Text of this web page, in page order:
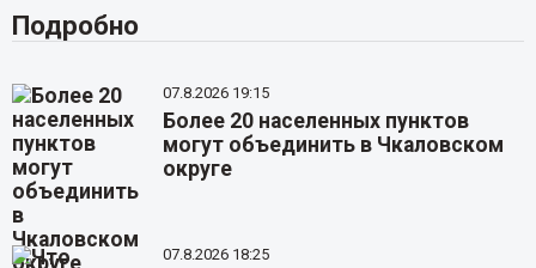
Подробно
07.8.2026 19:15
Более 20 населенных пунктов
могут объединить в Чкаловском
округе
07.8.2026 18:25